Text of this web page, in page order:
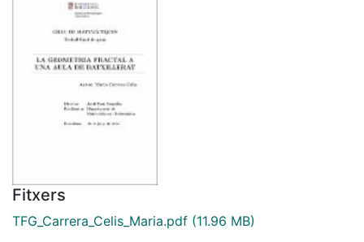
Fitxers
TFG_Carrera_Celis_Maria.pdf (11.96 MB)